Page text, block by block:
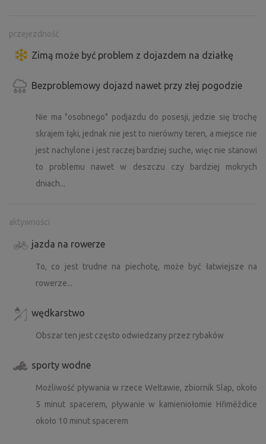
przejezdność
Zimą może być problem z dojazdem na działkę
Bezproblemowy dojazd nawet przy złej pogodzie
Nie ma "osobnego" podjazdu do posesji, jedzie się trochę
skrajem łąki, jednak nie jest to nierówny teren, a miejsce nie
jest nachylone i jest raczej bardziej suche, więc nie stanowi
to problemu nawet w deszczu czy bardziej mokrych
dniach...
aktywności
jazda na rowerze
To, co jest trudne na piechotę, może być łatwiejsze na
rowerze...
wędkarstwo
Obszar ten jest często odwiedzany przez rybaków
sporty wodne
Możliwość pływania w rzece Wełtawie, zbiornik Slap, około
5 minut spacerem, pływanie w kamieniołomie Hřiměždice
około 10 minut spacerem